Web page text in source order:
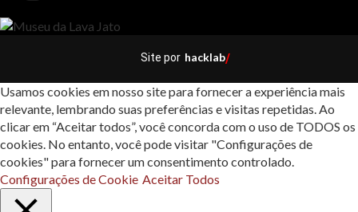
Site por hacklab/
Usamos cookies em nosso site para fornecer a experiência mais
relevante, lembrando suas preferências e visitas repetidas. Ao
clicar em “Aceitar todos”, você concorda com o uso de TODOS os
cookies. No entanto, você pode visitar "Configurações de
cookies" para fornecer um consentimento controlado.
Configurações de Cookie Aceitar Todos